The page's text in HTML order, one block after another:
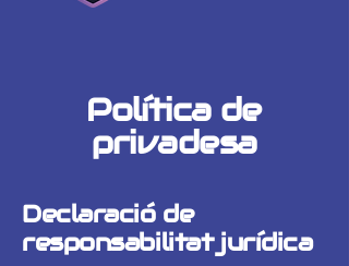
Política de
privadesa
Declaració de
responsabilitat jurídica